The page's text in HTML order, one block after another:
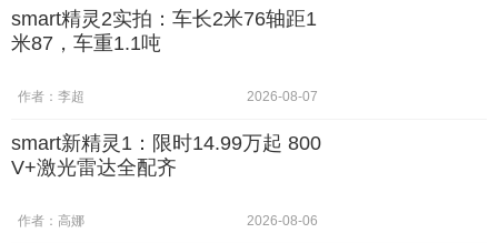
smart精灵2实拍：车长2米76轴距1
米87，车重1.1吨
作者：李超 2026-08-07
smart新精灵1：限时14.99万起 800
V+激光雷达全配齐
作者：高娜 2026-08-06